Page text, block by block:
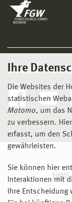
Ihre
Die Websites der
statistischen
Matomo, um das
zu verbessern.
erfasst, um den
gewährleisten.
Sie können hier
Interaktionen mit
Ihre
Social